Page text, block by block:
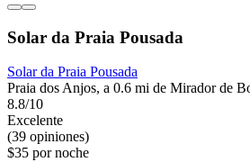
Solar da Praia Pousada
Solar da Praia Pousada
Praia dos Anjos, a 0.6 mi de Mirador de
8.8/10
Excelente
(39 opiniones)
$35 por noche